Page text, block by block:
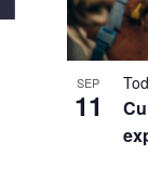
SEP
11